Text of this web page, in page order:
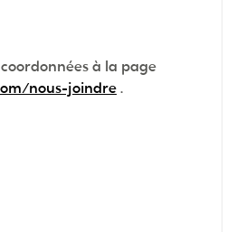
à la page
nous-joindre.